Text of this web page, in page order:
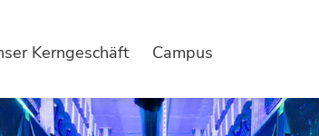
Kerngeschäft Campus